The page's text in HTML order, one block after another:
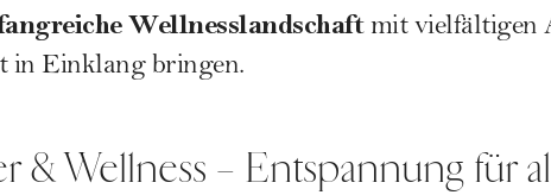
Wellnesslandschaftmit vielfältigen
in Einklang bringen.
& Wellness – Entspannung für